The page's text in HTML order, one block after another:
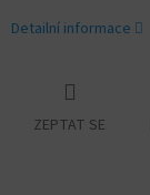
Detailní informace
ZEPTAT SE